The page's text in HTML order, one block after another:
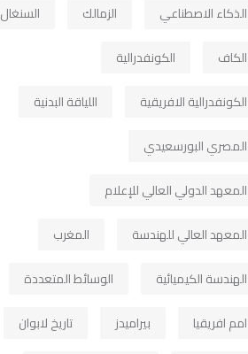
الذكاء الاصطناعي
الزمالك
السنغال
الكاف
الكونفدرالية
الكونفدرالية الافريقية
اللياقة البدنية
المصري البورسعيدي
المعهد الدولي العالي للإعلام
المعهد العالي للهندسة
المغرب
الهندسة الكيميائية
الوسائط المتعددة
امم افريقيا
بيراميدز
تاريخ لابوان